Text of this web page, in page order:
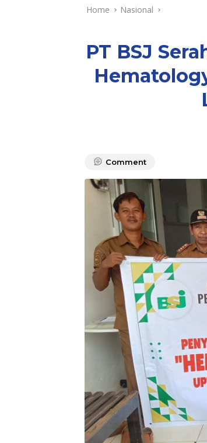
Home Nasional
PT BSJ
Comment